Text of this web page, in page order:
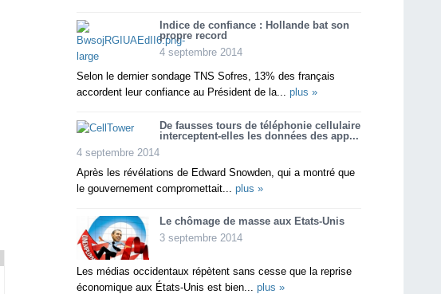
Indice de confiance : Hollande bat son
propre record
4 septembre 2014
Selon le dernier sondage TNS Sofres, 13% des français
accordent leur confiance au Président de la... plus »
De fausses tours de téléphonie cellulaire
interceptent-elles les données des app...
4 septembre 2014
Après les révélations de Edward Snowden, qui a montré que
le gouvernement compromettait... plus »
Le chômage de masse aux Etats-Unis
3 septembre 2014
Les médias occidentaux répètent sans cesse que la reprise
économique aux États-Unis est bien... plus »